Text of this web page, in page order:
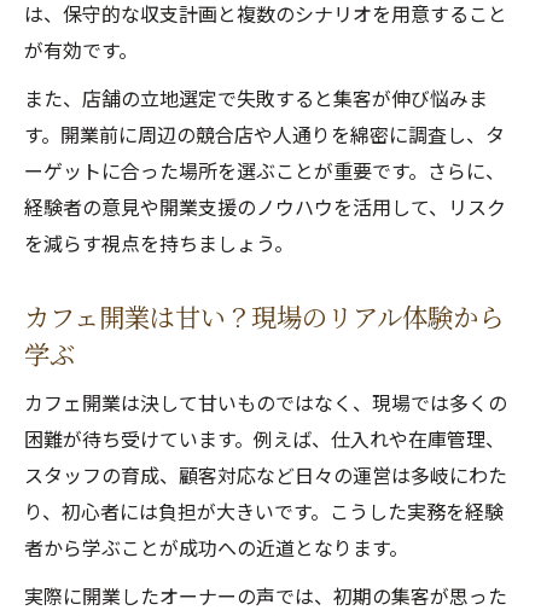
喫茶店開業に役立つ資格と支援活用術
喫茶店開業に必要な資格と取得の流れを解
説
小さなカフェ開業資格取得のポイントと注
意点
喫茶店開業支援を活かした資格取得サポー
ト
支援制度を利用した喫茶店開業の手順
は、保守的な収支計画と複数のシナリオを用意すること
が有効です。
また、店舗の立地選定で失敗すると集客が伸び悩みま
す。開業前に周辺の競合店や人通りを綿密に調査し、タ
ーゲットに合った場所を選ぶことが重要です。さらに、
経験者の意見や開業支援のノウハウを活用して、リスク
を減らす視点を持ちましょう。
カフェ開業は甘い？現場のリアル体験から
学ぶ
カフェ開業は決して甘いものではなく、現場では多くの
困難が待ち受けています。例えば、仕入れや在庫管理、
スタッフの育成、顧客対応など日々の運営は多岐にわた
り、初心者には負担が大きいです。こうした実務を経験
者から学ぶことが成功への近道となります。
実際に開業したオーナーの声では、初期の集客が思った